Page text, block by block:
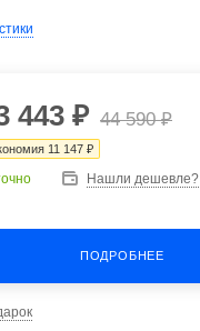
443 ₽ 44 590 ₽
11 147 ₽
Нашли дешевле?
ПОДРОБНЕЕ